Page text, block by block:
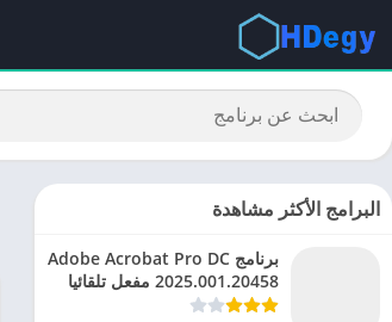
البرامج الأكثر مشاهدة
برنامج Adobe Acrobat Pro DC
2025.001.20458 مفعل تلقائيا